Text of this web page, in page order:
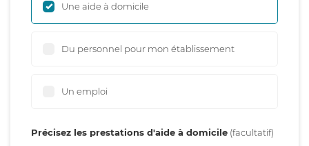
Une aide à domicile
Du personnel pour mon établissement
Un emploi
Précisez les prestations d'aide à domicile